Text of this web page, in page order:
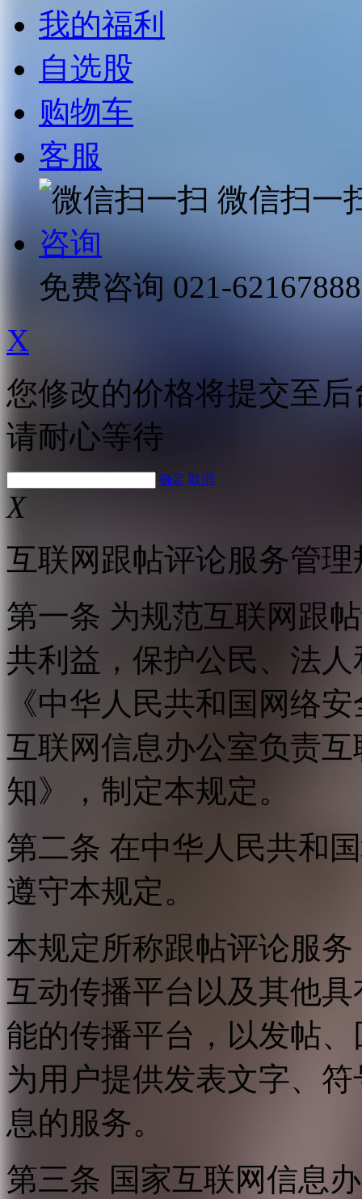
我的福利
自选股
购物车
客服
微信扫一
咨询
免费咨询 021-62167888
X
您修改的价格将提交至
请耐心等待
确定 取消
X
互联网跟帖评论服务管理
第一条 为规范互联网跟
共利益，保护公民、法
《中华人民共和国网络
互联网信息办公室负责
知》，制定本规定。
第二条 在中华人民共和
遵守本规定。
本规定所称跟帖评论服
互动传播平台以及其他
能的传播平台，以发帖
为用户提供发表文字、
息的服务。
第三条 国家互联网信息